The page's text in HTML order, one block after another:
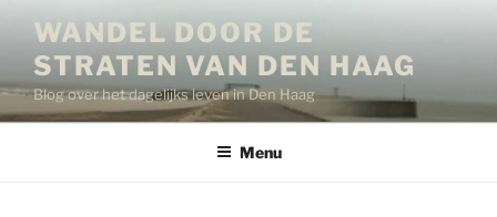
inhoud
WANDEL DOOR DE
STRATEN VAN DEN HAAG
Blog over het dagelijks leven in Den Haag
Menu